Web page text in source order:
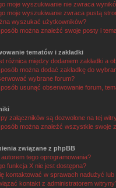
moje wyszukiwanie nie zwraca
moje wyszukiwanie zwraca pustą
wyszukać użytkowników?
można znaleźć swoje posty i
tematów i zakładki
różnica między dodaniem zakładki a
można dodać zakładkę do
wybrane forum?
usunąć obserwowanie forum,
załączników są dozwolone na tej
można znaleźć wszystkie swoje
związane z phpBB
autorem tego oprogramowania?
funkcja X nie jest dostępna?
kontaktować w sprawach nadużyć
kontakt z administratorem